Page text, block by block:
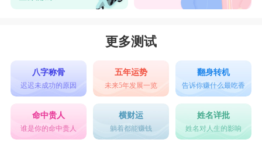
更多测试
八字称骨
迟迟未成功的原因
五年运势
未来5年发展一览
翻身转机
告诉你赚什么最吃香
命中贵人
谁是你的命中贵人
横财运
躺着都能赚钱
姓名详批
姓名对人生的影响